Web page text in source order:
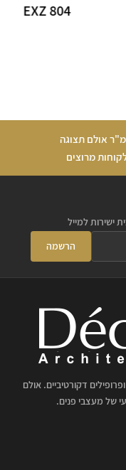
EXZ 804
מרוצים
ישירות למייל
הרשמה
דקורטיביים. אולם